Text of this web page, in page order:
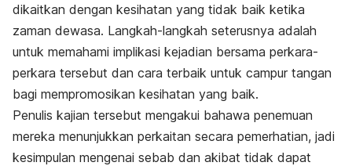
dikaitkan dengan kesihatan yang tidak baik ketika
zaman dewasa. Langkah-langkah seterusnya adalah
untuk memahami implikasi kejadian bersama perkara-
perkara tersebut dan cara terbaik untuk campur tangan
bagi mempromosikan kesihatan yang baik.
Penulis kajian tersebut mengakui bahawa penemuan
mereka menunjukkan perkaitan secara pemerhatian, jadi
kesimpulan mengenai sebab dan akibat tidak dapat